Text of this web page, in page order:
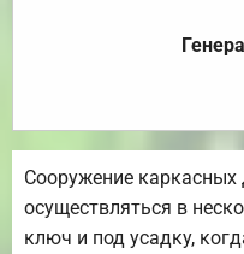
Сооружение
осуществляться в
ключ и под усадку,